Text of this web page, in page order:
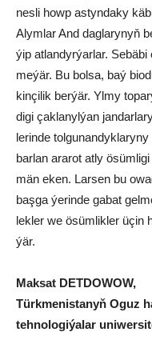
nes­li howp as­tyn­da­ky
Alym­lar And dag­la­ry­nyň
ýip at­lan­dyr­ýar­lar.
me­ýär. Bu bol­sa, baý
kin­çi­lik ber­ýär. Yl­my
di­gi çak­la­nyl­ýan
le­rin­de
ba­rlan ara­rot at­ly
män eken. Lar­sen bu
baş­ga ýe­rin­de ga­bat
lek­ler we ösüm­lik­ler üçin
ýär.
Mak­sat DET­DO­WOW,
Türk­me­nis­ta­nyň Oguz
teh­no­lo­gi­ýa­lar